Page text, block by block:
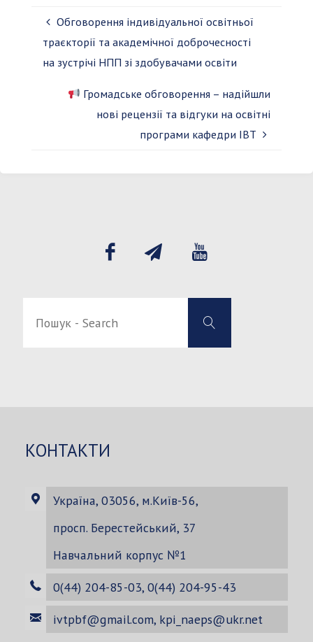
Обговорення індивідуальної освітньої
траєкторії та академічної доброчесності
на зустрічі НПП зі здобувачами освіти
Громадське обговорення – надійшли
нові рецензії та відгуки на освітні
програми кафедри ІВТ
Search
Пошук
Search
КОНТАКТИ
Україна, 03056, м.Київ-56,
просп. Берестейський, 37
Навчальний корпус №1
0(44) 204-85-03, 0(44) 204-95-43
ivtpbf@gmail.com, kpi_naeps@ukr.net